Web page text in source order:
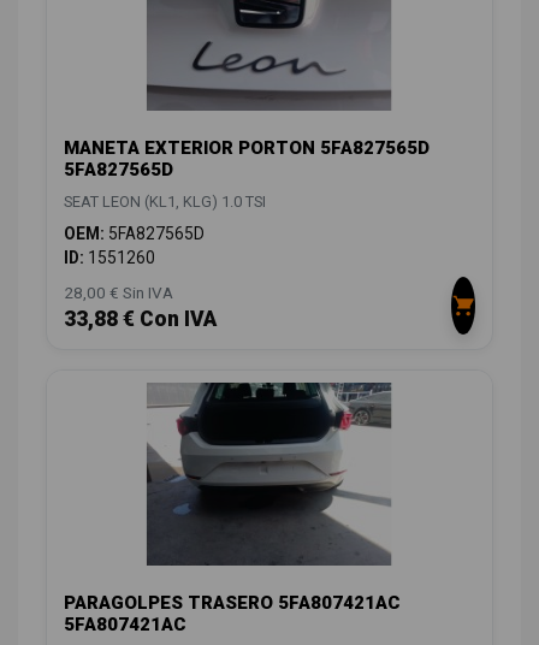
MANETA EXTERIOR PORTON 5FA827565D
5FA827565D
SEAT LEON (KL1, KLG) 1.0 TSI
OEM: 5FA827565D
ID: 1551260
28,00 € Sin IVA
33,88 € Con IVA
PARAGOLPES TRASERO 5FA807421AC
5FA807421AC